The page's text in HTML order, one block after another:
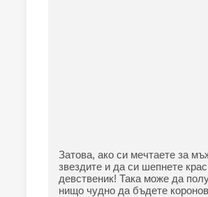
Затова, ако си мечтаете за
звездите и да си шепнете
девственик! Така може да
нищо чудно да бъдете